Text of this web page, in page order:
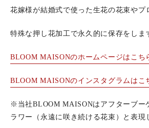
花嫁様が結婚式で使った生花の花束やプ
特殊な押し花加工で永久的に保存をしま
BLOOM MAISONのホームページはこち
BLOOM MAISONのインスタグラムはこ
※当社BLOOM MAISONはアフターブー
ラワー（永遠に咲き続ける花束）と表現